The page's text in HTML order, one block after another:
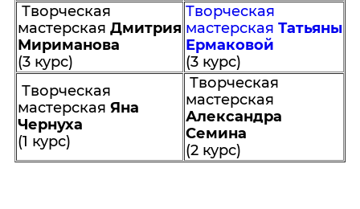
Творческая
мастерская Дмитрия
Мириманова
(3 курс)
Творческая
мастерская Татьяны
Ермаковой
(3 курс)
Творческая
мастерская Яна
Чернуха
(1 курс)
Творческая
мастерская
Александра
Семина
(2 курс)